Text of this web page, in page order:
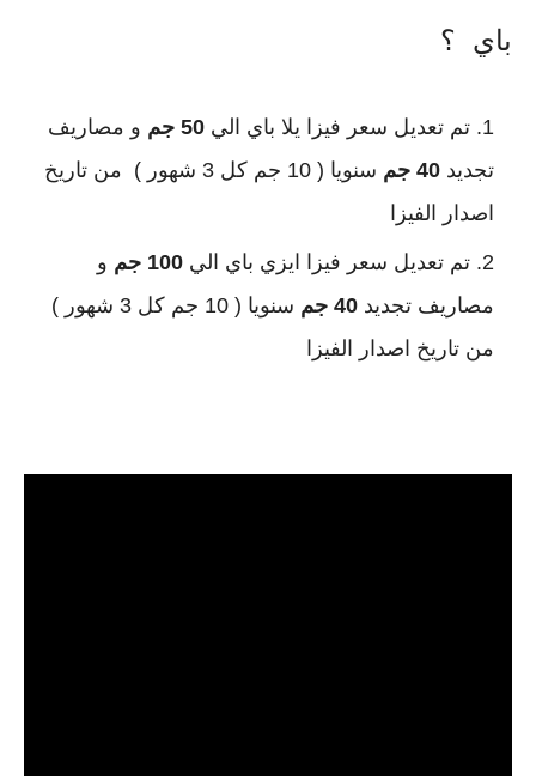
باي ؟
تم تعديل سعر فيزا يلا باي الي 50 جم
و مصاريف
تجديد 40 جم
سنويا ( 10 جم كل 3 شهور ) من تاريخ
اصدار الفيزا
تم تعديل سعر فيزا ايزي باي الي 100 جم
و
مصاريف تجديد 40 جم
سنويا ( 10 جم كل 3 شهور )
من تاريخ اصدار الفيزا